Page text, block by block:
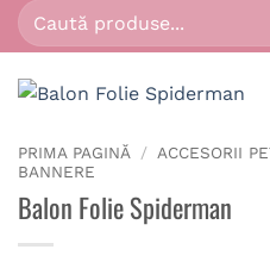
Caută
după:
PRIMA PAGINĂ / ACCESORII
BANNERE
Balon Folie Spiderman